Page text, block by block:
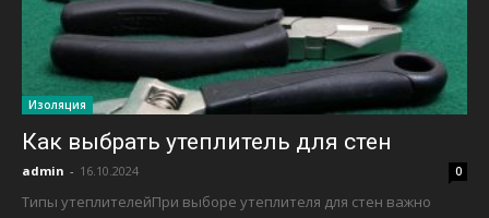
Изоляция
Как выбрать утеплитель для стен
admin - 16.10.2024 0
Типы утеплителейПри выборе утеплителя для стен важно